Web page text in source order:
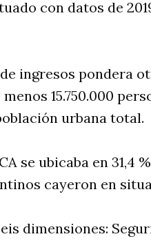
con datos de
ingresos pondera
15.750.000
urbana total.
se ubicaba en 31,4
cayeron en
dimensiones: